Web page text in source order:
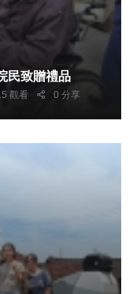
民致贈禮品
觀看 0 分享